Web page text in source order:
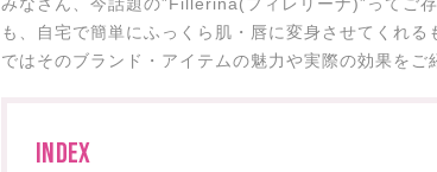
も、自宅で簡単にふっくら肌・唇に変身させてくれる
ではそのブランド・アイテムの魅力や実際の効果を
INDEX